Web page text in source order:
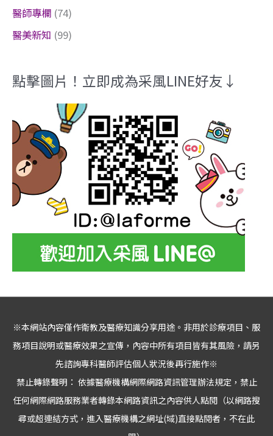
醫師專欄 (74)
醫美新知 (99)
點擊圖片！立即成為采風LINE好友↓
※本網站內容僅作衛教及醫療知識分享用途。非用於診療項目、服
務項目說明或醫療效果之宣傳，內容中所有項目皆有其風險，請另
先諮詢專科醫師評估個人狀況後再行施作※
禁止轉錄聲明： 依據醫療機構網際網路資訊管理辦法規定，禁止
任何網際網路服務業者轉錄本網路資訊之內容供人點閱（以網路搜
尋或超連結方式，進入醫療機構之網址(域)直接點閱者，不在此